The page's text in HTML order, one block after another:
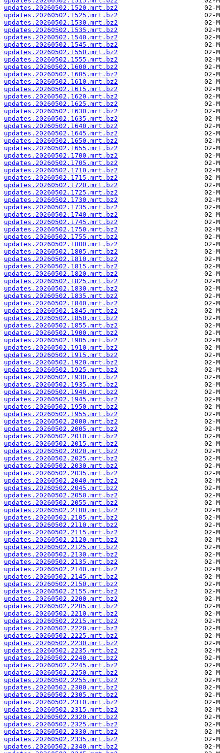
updates.20260502.1520.mrt.bz2
updates.20260502.1525.mrt.bz2
updates.20260502.1530.mrt.bz2
updates.20260502.1535.mrt.bz2
updates.20260502.1540.mrt.bz2
updates.20260502.1545.mrt.bz2
updates.20260502.1550.mrt.bz2
updates.20260502.1555.mrt.bz2
updates.20260502.1600.mrt.bz2
updates.20260502.1605.mrt.bz2
updates.20260502.1610.mrt.bz2
updates.20260502.1615.mrt.bz2
updates.20260502.1620.mrt.bz2
updates.20260502.1625.mrt.bz2
updates.20260502.1630.mrt.bz2
updates.20260502.1635.mrt.bz2
updates.20260502.1640.mrt.bz2
updates.20260502.1645.mrt.bz2
updates.20260502.1650.mrt.bz2
updates.20260502.1655.mrt.bz2
updates.20260502.1700.mrt.bz2
updates.20260502.1705.mrt.bz2
updates.20260502.1710.mrt.bz2
updates.20260502.1715.mrt.bz2
updates.20260502.1720.mrt.bz2
updates.20260502.1725.mrt.bz2
updates.20260502.1730.mrt.bz2
updates.20260502.1735.mrt.bz2
updates.20260502.1740.mrt.bz2
updates.20260502.1745.mrt.bz2
updates.20260502.1750.mrt.bz2
updates.20260502.1755.mrt.bz2
updates.20260502.1800.mrt.bz2
updates.20260502.1805.mrt.bz2
updates.20260502.1810.mrt.bz2
updates.20260502.1815.mrt.bz2
updates.20260502.1820.mrt.bz2
updates.20260502.1825.mrt.bz2
updates.20260502.1830.mrt.bz2
updates.20260502.1835.mrt.bz2
updates.20260502.1840.mrt.bz2
updates.20260502.1845.mrt.bz2
updates.20260502.1850.mrt.bz2
updates.20260502.1855.mrt.bz2
updates.20260502.1900.mrt.bz2
updates.20260502.1905.mrt.bz2
updates.20260502.1910.mrt.bz2
updates.20260502.1915.mrt.bz2
updates.20260502.1920.mrt.bz2
updates.20260502.1925.mrt.bz2
updates.20260502.1930.mrt.bz2
updates.20260502.1935.mrt.bz2
updates.20260502.1940.mrt.bz2
updates.20260502.1945.mrt.bz2
updates.20260502.1950.mrt.bz2
updates.20260502.1955.mrt.bz2
updates.20260502.2000.mrt.bz2
updates.20260502.2005.mrt.bz2
updates.20260502.2010.mrt.bz2
updates.20260502.2015.mrt.bz2
updates.20260502.2020.mrt.bz2
updates.20260502.2025.mrt.bz2
updates.20260502.2030.mrt.bz2
updates.20260502.2035.mrt.bz2
updates.20260502.2040.mrt.bz2
updates.20260502.2045.mrt.bz2
updates.20260502.2050.mrt.bz2
updates.20260502.2055.mrt.bz2
updates.20260502.2100.mrt.bz2
updates.20260502.2105.mrt.bz2
updates.20260502.2110.mrt.bz2
updates.20260502.2115.mrt.bz2
updates.20260502.2120.mrt.bz2
updates.20260502.2125.mrt.bz2
updates.20260502.2130.mrt.bz2
updates.20260502.2135.mrt.bz2
updates.20260502.2140.mrt.bz2
updates.20260502.2145.mrt.bz2
updates.20260502.2150.mrt.bz2
updates.20260502.2155.mrt.bz2
updates.20260502.2200.mrt.bz2
updates.20260502.2205.mrt.bz2
updates.20260502.2210.mrt.bz2
updates.20260502.2215.mrt.bz2
updates.20260502.2220.mrt.bz2
updates.20260502.2225.mrt.bz2
updates.20260502.2230.mrt.bz2
updates.20260502.2235.mrt.bz2
updates.20260502.2240.mrt.bz2
updates.20260502.2245.mrt.bz2
updates.20260502.2250.mrt.bz2
updates.20260502.2255.mrt.bz2
updates.20260502.2300.mrt.bz2
updates.20260502.2305.mrt.bz2
updates.20260502.2310.mrt.bz2
updates.20260502.2315.mrt.bz2
updates.20260502.2320.mrt.bz2
updates.20260502.2325.mrt.bz2
updates.20260502.2330.mrt.bz2
updates.20260502.2335.mrt.bz2
updates.20260502.2340.mrt.bz2